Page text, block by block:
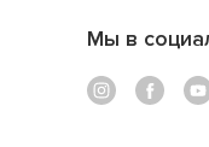
Мы в